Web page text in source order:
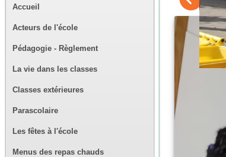
Accueil
Acteurs de l'école
Pédagogie - Règlement
La vie dans les classes
Classes extérieures
Parascolaire
Les fêtes à l'école
Menus des repas chauds